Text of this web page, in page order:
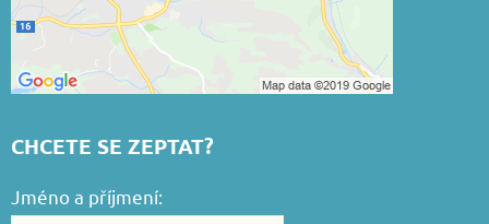
CHCETE SE ZEPTAT?
Jméno a příjmení: